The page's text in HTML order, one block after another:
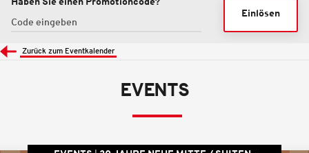
Haben Sie einen Promotioncode?
Einlösen
Zurück zum Eventkalender
EVENTS